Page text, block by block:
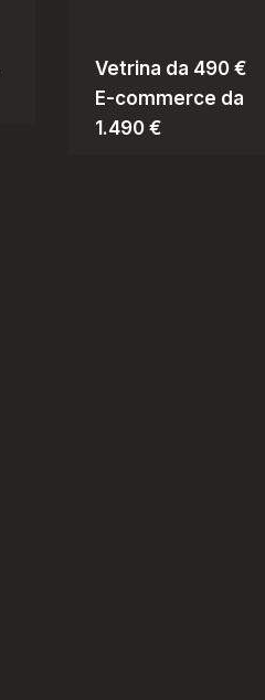
Vetrina da 490 €
E-commerce da
1.490 €